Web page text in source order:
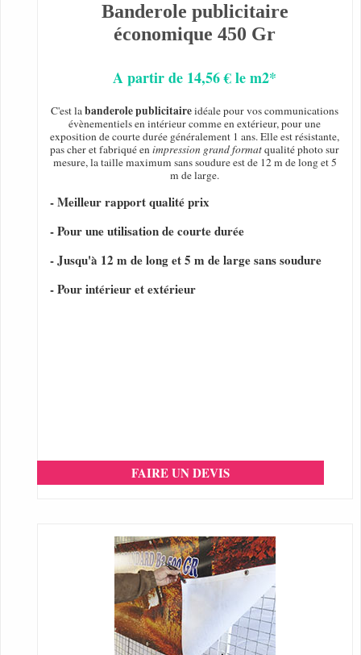
Banderole publicitaire
économique 450 Gr
A partir de 14,56 € le m2*
C'est labanderole publicitaireidéale pour vos communications
évènementiels en intérieur comme en extérieur, pour une
exposition de courte durée généralement 1 ans. Elle est résistante,
pas cher et fabriqué enimpression grand formatqualité photo sur
mesure, la taille maximum sans soudure est de 12 m de long et 5
m de large.
- Meilleur rapport qualité prix
- Pour une utilisation de courte durée
- Jusqu'à 12 m de long et 5 m de large sans soudure
- Pour intérieur et extérieur
FAIRE UN DEVIS